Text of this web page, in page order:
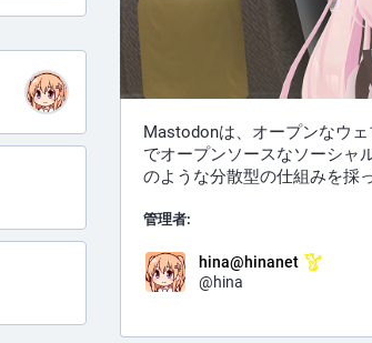
Mastodonは、オープンなウ
でオープンソースなソーシャ
のような分散型の仕組みを採
管理者:
hina@hinanet
@hina